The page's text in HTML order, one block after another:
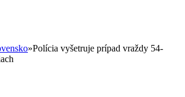
»Polícia vyšetruje prípad vraždy 54-